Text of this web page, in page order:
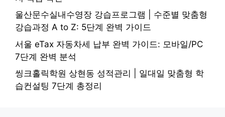
울산문수실내수영장 강습프로그램 | 수준별 맞춤형
강습과정 A to Z: 5단계 완벽 가이드
서울 eTax 자동차세 납부 완벽 가이드: 모바일/PC
7단계 완벽 분석
씽크홀릭학원 상현동 성적관리 | 일대일 맞춤형 학
습컨설팅 7단계 총정리